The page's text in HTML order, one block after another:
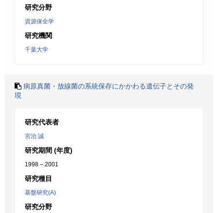
研究分野
資源保全学
研究機関
千葉大学
病原真菌・放線菌の系統保存にかかわる遺伝子とその発
現
研究代表者
宮治 誠
研究期間 (年度)
1998 – 2001
研究種目
基盤研究(A)
研究分野